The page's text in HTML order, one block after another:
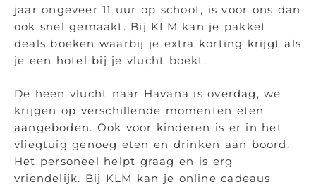
jaar ongeveer 11 uur op schoot, is voor ons dan
ook snel gemaakt. Bij KLM kan je pakket
deals boeken waarbij je extra korting krijgt als
je een hotel bij je vlucht boekt.
De heen vlucht naar Havana is overdag, we
krijgen op verschillende momenten eten
aangeboden. Ook voor kinderen is er in het
vliegtuig genoeg eten en drinken aan boord.
Het personeel helpt graag en is erg
vriendelijk. Bij KLM kan je online cadeaus